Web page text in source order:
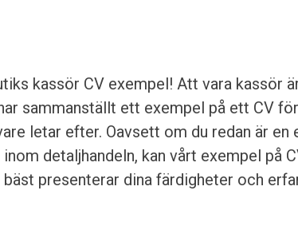
kassör CV exempel! Att vara kassör
sammanställt ett exempel på ett CV
letar efter. Oavsett om du redan är en
detaljhandeln, kan vårt exempel på
presenterar dina färdigheter och